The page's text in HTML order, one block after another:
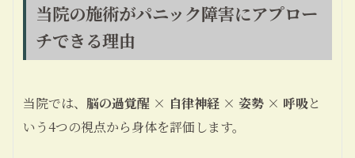
当院の施術がパニック障害にアプロー
チできる理由
当院では、 脳の過覚醒 × 自律神経 × 姿勢 × 呼吸と
いう4つの視点から身体を評価します。